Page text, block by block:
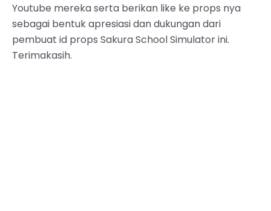
Youtube mereka serta berikan like ke props nya
sebagai bentuk apresiasi dan dukungan dari
pembuat id props Sakura School Simulator ini.
Terimakasih.